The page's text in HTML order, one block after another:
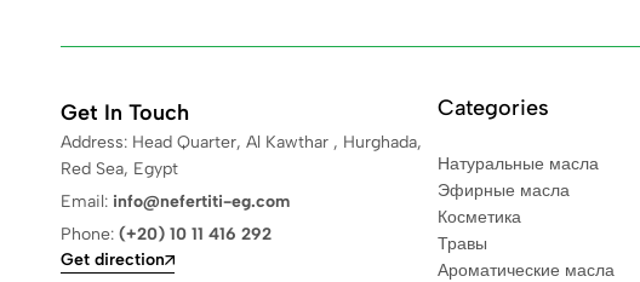
Get In Touch
Address: Head Quarter, Al Kawthar , Hurghada,
Red Sea, Egypt
Email: info@nefertiti-eg.com
Phone: (+20) 10 11 416 292
Get direction
Categories
Натуральные масла
Эфирные масла
Косметика
Травы
Ароматические масла